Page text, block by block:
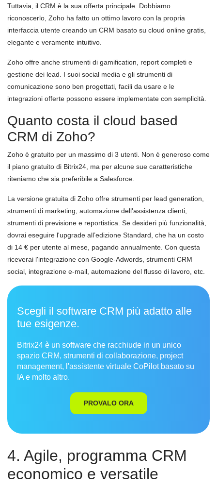
Tuttavia, il CRM è la sua offerta principale. Dobbiamo
riconoscerlo, Zoho ha fatto un ottimo lavoro con la propria
interfaccia utente creando un CRM basato su cloud online gratis,
elegante e veramente intuitivo.
Zoho offre anche strumenti di gamification, report completi e
gestione dei lead. I suoi social media e gli strumenti di
comunicazione sono ben progettati, facili da usare e le
integrazioni offerte possono essere implementate con semplicità.
Quanto costa il cloud based
CRM di Zoho?
Zoho è gratuito per un massimo di 3 utenti. Non è generoso come
il piano gratuito di Bitrix24, ma per alcune sue caratteristiche
riteniamo che sia preferibile a Salesforce.
La versione gratuita di Zoho offre strumenti per lead generation,
strumenti di marketing, automazione dell'assistenza clienti,
strumenti di previsione e reportistica. Se desideri più funzionalità,
dovrai eseguire l'upgrade all’edizione Standard, che ha un costo
di 14 € per utente al mese, pagando annualmente. Con questa
riceverai l'integrazione con Google-Adwords, strumenti CRM
social, integrazione e-mail, automazione del flusso di lavoro, etc.
Scegli il software CRM più adatto alle
tue esigenze.
Bitrix24 è un software che racchiude in un unico
spazio CRM, strumenti di collaborazione, project
management, l'assistente virtuale CoPilot basato su
IA e molto altro.
PROVALO ORA
4. Agile, programma CRM
economico e versatile